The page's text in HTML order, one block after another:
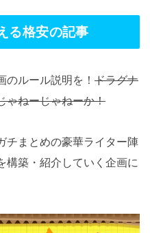
る格安の記事
ルール説明を！ ドラグナ
ゃねーじゃねーか！
チまとめの豪華ライター陣
構築・紹介していく企画に